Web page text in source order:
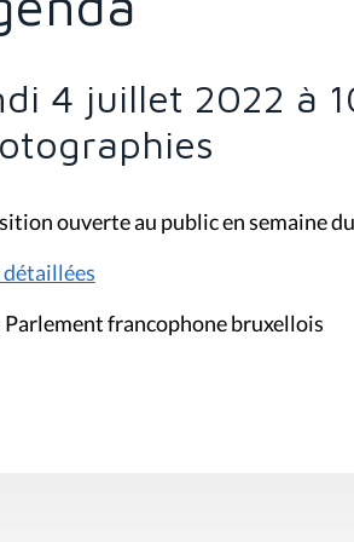
4 juillet 2022 à
ouverte au public en semaine
Parlement francophone bruxellois